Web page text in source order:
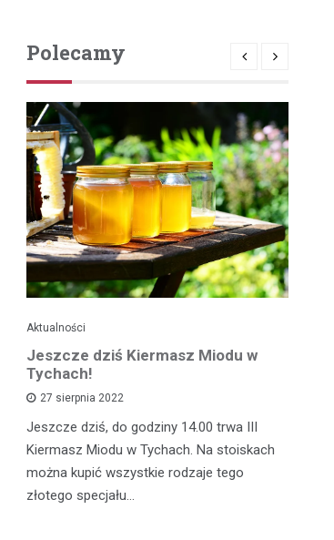
Polecamy
Aktualności
Jeszcze dziś Kiermasz Miodu w
Tychach!
27 sierpnia 2022
Jeszcze dziś, do godziny 14.00 trwa III
Kiermasz Miodu w Tychach. Na stoiskach
można kupić wszystkie rodzaje tego
złotego specjału…